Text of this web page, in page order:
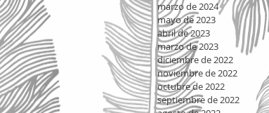
marzo de 2024
mayo de 2023
abril de 2023
marzo de 2023
diciembre de 2022
noviembre de 2022
octubre de 2022
septiembre de 2022